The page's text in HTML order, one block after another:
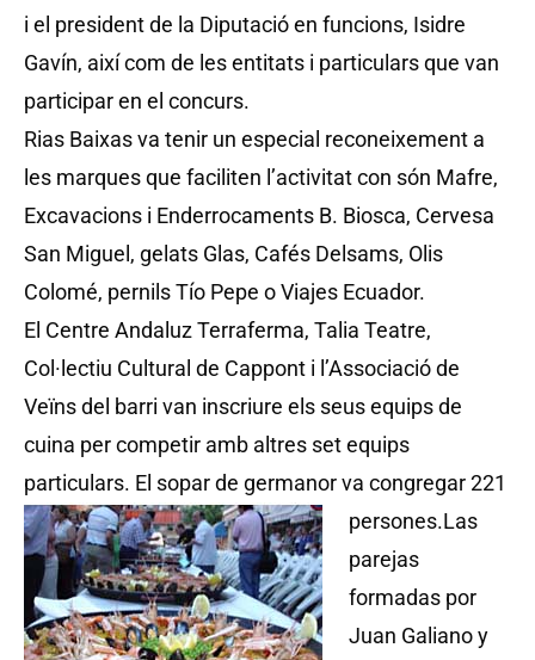
i el president de la Diputació en funcions, Isidre
Gavín, així com de les entitats i particulars que van
participar en el concurs.
Rias Baixas va tenir un especial reconeixement a
les marques que faciliten l’activitat con són Mafre,
Excavacions i Enderrocaments B. Biosca, Cervesa
San Miguel, gelats Glas, Cafés Delsams, Olis
Colomé, pernils Tío Pepe o Viajes Ecuador.
El Centre Andaluz Terraferma, Talia Teatre,
Col·lectiu Cultural de Cappont i l’Associació de
Veïns del barri van inscriure els seus equips de
cuina per competir amb altres set equips
particulars. El sopar de germanor va congregar 221
persones.Las
parejas
formadas por
Juan Galiano y